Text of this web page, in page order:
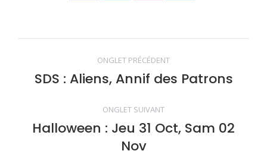
Navigation
de
commentaire
ONGLET PRÉCÉDENT
Onglet
SDS : Aliens, Annif des Patrons
ONGLET SUIVANT
Onglet
suivant
Halloween : Jeu 31 Oct, Sam 02
Nov